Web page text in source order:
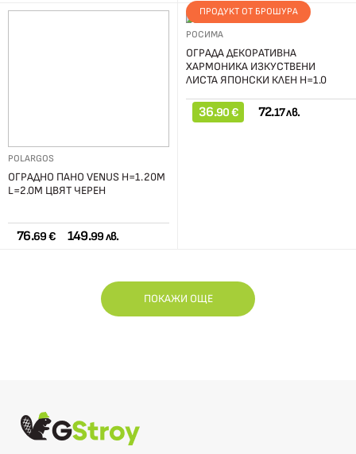
POLARGOS
ОГРАДНО ПАНО VENUS H=1.20М
L=2.0М ЦВЯТ ЧЕРЕН
76.69 € 149.99 лв.
ПРОДУКТ ОТ БРОШУРА
РОСИМА
ОГРАДА ДЕКОРАТИВНА
ХАРМОНИКА ИЗКУСТВЕНИ
ЛИСТА ЯПОНСКИ КЛЕН H=1.0
36.90 € 72.17 лв.
ПОКАЖИ ОЩЕ